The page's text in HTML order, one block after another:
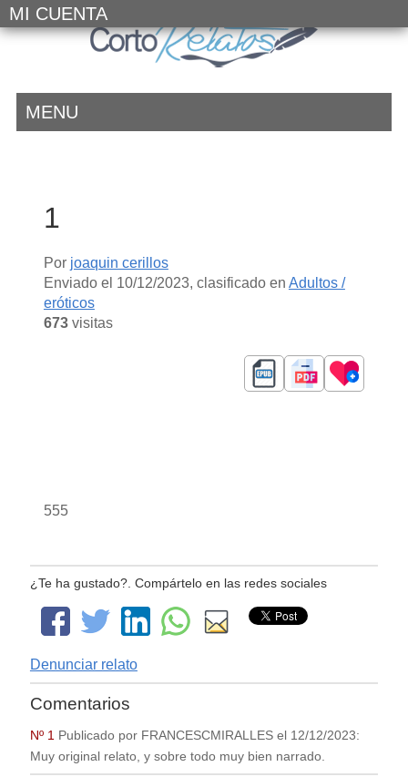
MI CUENTA
MENU
1
Por joaquin cerillos
Enviado el 10/12/2023, clasificado en Adultos /
eróticos
673visitas
555
¿Te ha gustado?. Compártelo en las redes sociales
Denunciar relato
Comentarios
Nº 1 Publicado por FRANCESCMIRALLESel 12/12/2023:
Muy original relato, y sobre todo muy bien narrado.